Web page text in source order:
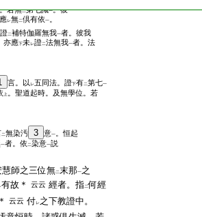
若無二第七識一。彼
レ無二倶有依一 。
證二補特伽羅無我一者。彼我
亦應下未レ證二法無我一者。法
言。以 レ五同法。證下有二第七一
上 。聖道起時。及無學位。若
二無染汚 3 意一 。恒起
一者。依二染意一説
慧師之三位無二末那一之
有故＊ 云云 經者。指二何經
云云 付レ之下教證中。